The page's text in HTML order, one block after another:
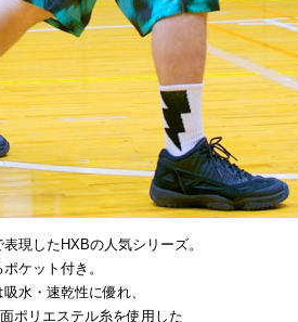
現したHXBの人気シリーズ。
ケット付き。
水・速乾性に優れ、
ポリエステル糸を使用した